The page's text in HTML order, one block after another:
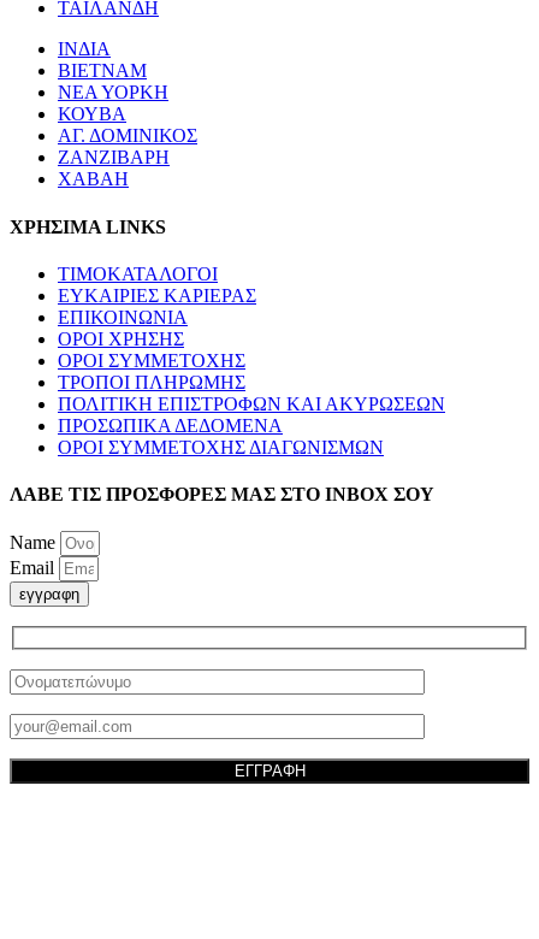
ΤΑΪΛΑΝΔΗ
ΙΝΔΙΑ
ΒΙΕΤΝΑΜ
ΝΕΑ ΥΟΡΚΗ
ΚΟΥΒΑ
ΑΓ. ΔΟΜΙΝΙΚΟΣ
ΖΑΝΖΙΒΑΡΗ
ΧΑΒΑΗ
ΧΡΗΣΙΜΑ LINKS
ΤΙΜΟΚΑΤΑΛΟΓΟΙ
ΕΥΚΑΙΡΙΕΣ ΚΑΡΙΕΡΑΣ
ΕΠΙΚΟΙΝΩΝΙΑ
ΟΡΟΙ ΧΡΗΣΗΣ
ΟΡΟΙ ΣΥΜΜΕΤΟΧΗΣ
ΤΡΟΠΟΙ ΠΛΗΡΩΜΗΣ
ΠΟΛΙΤΙΚΗ ΕΠΙΣΤΡΟΦΩΝ ΚΑΙ ΑΚΥΡΩΣΕΩΝ
ΠΡΟΣΩΠΙΚΑ ΔΕΔΟΜΕΝΑ
ΟΡΟΙ ΣΥΜΜΕΤΟΧΗΣ ΔΙΑΓΩΝΙΣΜΩΝ
ΛΑΒΕ ΤΙΣ ΠΡΟΣΦΟΡΕΣ ΜΑΣ ΣΤΟ ΙΝΒΟΧ ΣΟΥ
Name
Email
εγγραφη